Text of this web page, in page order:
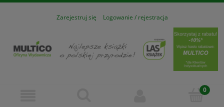
Zarejestruj się Logowanie / rejestracja